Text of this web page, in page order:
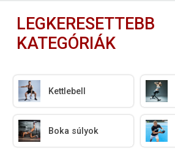
LEGKERESETTEBB
KATEGÓRIÁK
Kettlebell
Boka súlyok